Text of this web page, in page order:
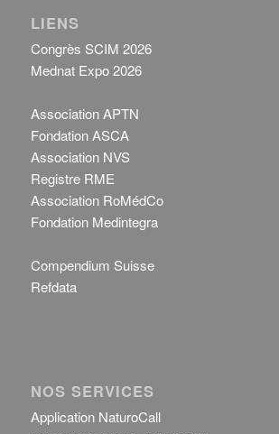
LIENS
Congrès SCIM 2026
Mednat Expo 2026
Association APTN
Fondation ASCA
Association NVS
Registre RME
Association RoMédCo
Fondation Medintegra
Compendium Suisse
Refdata
NOS SERVICES
Application NaturoCall